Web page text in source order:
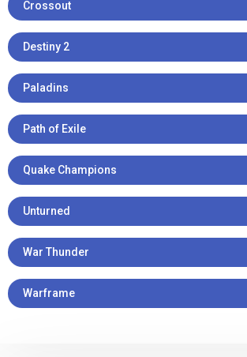
Crossout
Destiny 2
Paladins
Path of Exile
Quake Champions
Unturned
War Thunder
Warframe